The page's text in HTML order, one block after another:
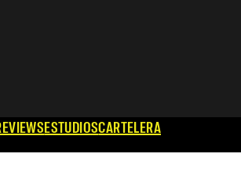
ESTUDIOSCARTELERA